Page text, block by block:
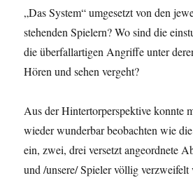
„Das System“ umgesetzt von den
stehenden Spielern? Wo sind die
die überfallartigen Angriffe unter
Hören und sehen vergeht?
Aus der Hintertorperspektive konnte
wieder wunderbar beobachten wie
ein, zwei, drei versetzt angeordnete
und /unsere/ Spieler völlig